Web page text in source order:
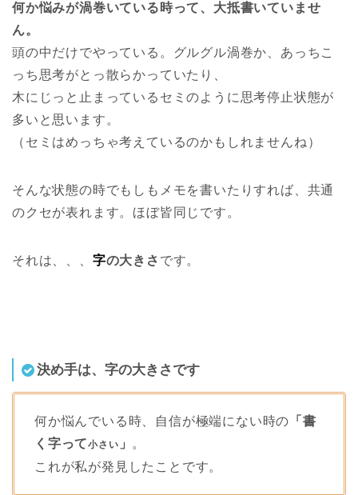
何か悩みが渦巻いている時って、大抵書いていませ
ん。
頭の中だけでやっている。グルグル渦巻か、あっちこ
っち思考がとっ散らかっていたり、
木にじっと止まっているセミのように思考停止状態が
多いと思います。
（セミはめっちゃ考えているのかもしれませんね）
そんな状態の時でもしもメモを書いたりすれば、共通
のクセが表れます。ほぼ皆同じです。
それは、、、 字の大きさ です。
決め手は、字の大きさです
何か悩んでいる時、自信が極端にない時の 「書
く字って小さい 」 。
これが私が発見したことです。